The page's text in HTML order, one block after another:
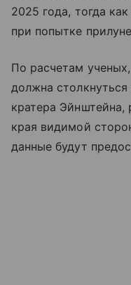
2025 года, тогда
при попытке
По расчетам
должна
кратера Эйнштейна,
края видимой
данные будут